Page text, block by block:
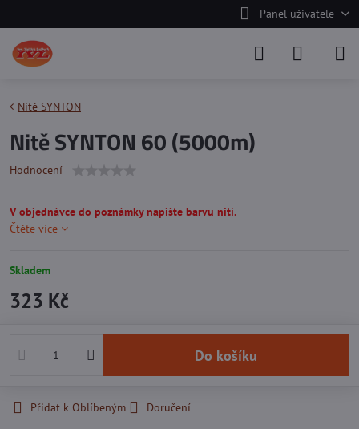
Panel uživatele
Nitě SYNTON
Nitě SYNTON 60 (5000m)
Hodnocení
V objednávce do poznámky napište barvu nití.
Čtěte více
Skladem
323 Kč
Do košíku
Přidat k Oblíbeným Doručení